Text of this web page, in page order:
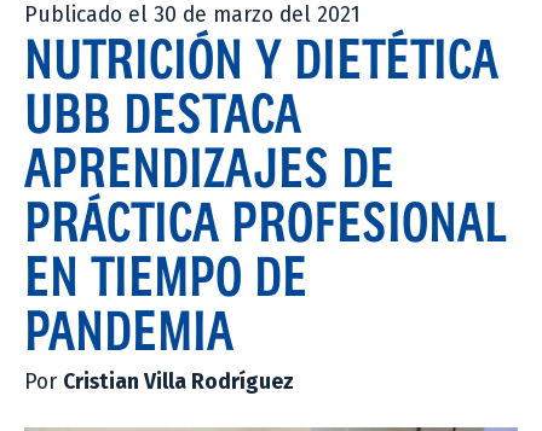
Publicado el 30 de marzo del 2021
NUTRICIÓN Y DIETÉTICA
UBB DESTACA
APRENDIZAJES DE
PRÁCTICA PROFESIONAL
EN TIEMPO DE
PANDEMIA
Por Cristian Villa Rodríguez